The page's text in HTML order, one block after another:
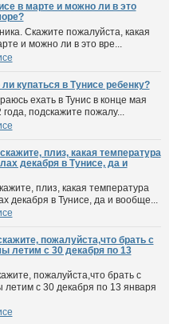
в марте и можно ли в это
Скажите пожалуйста, какая
и можно ли в это вре...
купаться в Тунисе ребенку?
ехать в Тунис в конце мая
подскажите пожалу...
плиз, какая температура
декабря в Тунисе, да и
плиз, какая температура
декабря в Тунисе, да и вообще...
пожалуйста,что брать с
летим с 30 декабря по 13
пожалуйста,что брать с
с 30 декабря по 13 января